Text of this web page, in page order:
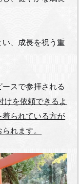
、成長を祝う重
スで参拝される
けを依頼できるよ
着られている方が
れます。